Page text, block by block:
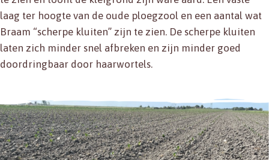
laag ter hoogte van de oude ploegzool en een aantal wat
Braam “scherpe kluiten” zijn te zien. De scherpe kluiten
laten zich minder snel afbreken en zijn minder goed
doordringbaar door haarwortels.